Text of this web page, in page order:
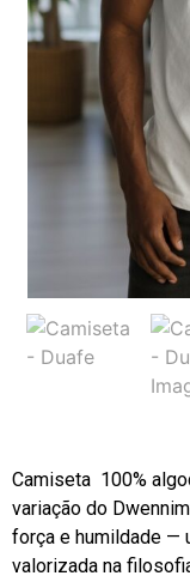
Camiseta 100%
variação do
força e humildade —
valorizada na